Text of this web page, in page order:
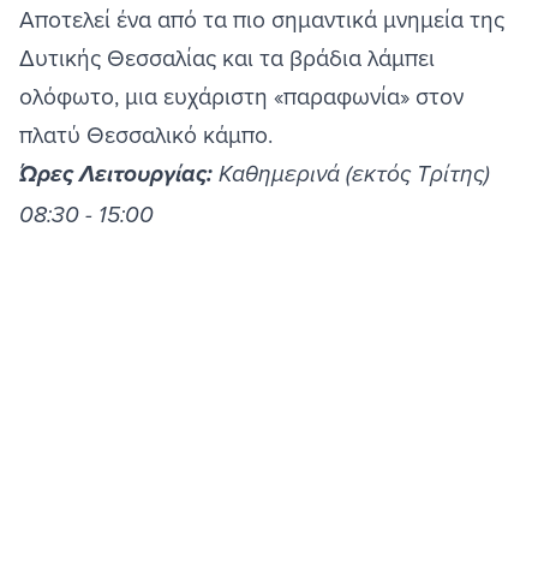
Αποτελεί ένα από τα πιο σημαντικά μνημεία της
Δυτικής Θεσσαλίας και τα βράδια λάμπει
ολόφωτο, μια ευχάριστη «παραφωνία» στον
πλατύ Θεσσαλικό κάμπο.
Ώρες Λειτουργίας: Καθημερινά (εκτός Τρίτης)
08:30 - 15:00